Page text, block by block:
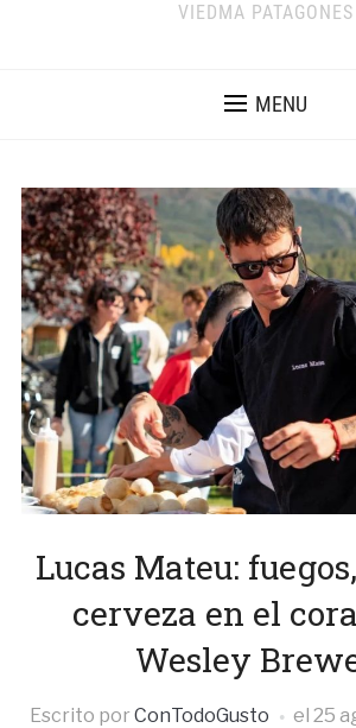
VIEDMA PATAGONES
MENU
Lucas Mateu:
cerveza en el
Wesley
Escrito por ConTodoGusto el 25